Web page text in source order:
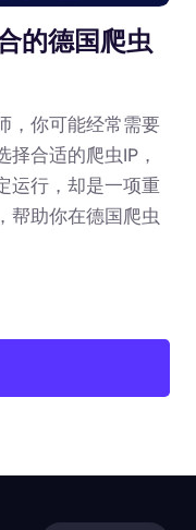
的德国爬虫
，你可能经常需要
合适的爬虫IP，
运行，却是一项重
帮助你在德国爬虫